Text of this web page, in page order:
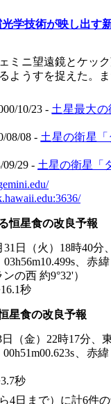
学技術が映し出す
ミニ望遠鏡とケッ
ようすを捉えた。
10/23 - 土星最大
08/08 - 土星の衛星
29 - 土星の衛星「
恒星食の改良予報
日（火）18時40分
、赤
の西 約9°32'）
秒
星食の改良予報
（金）22時17分、
、赤
秒
4日まで）に計6件